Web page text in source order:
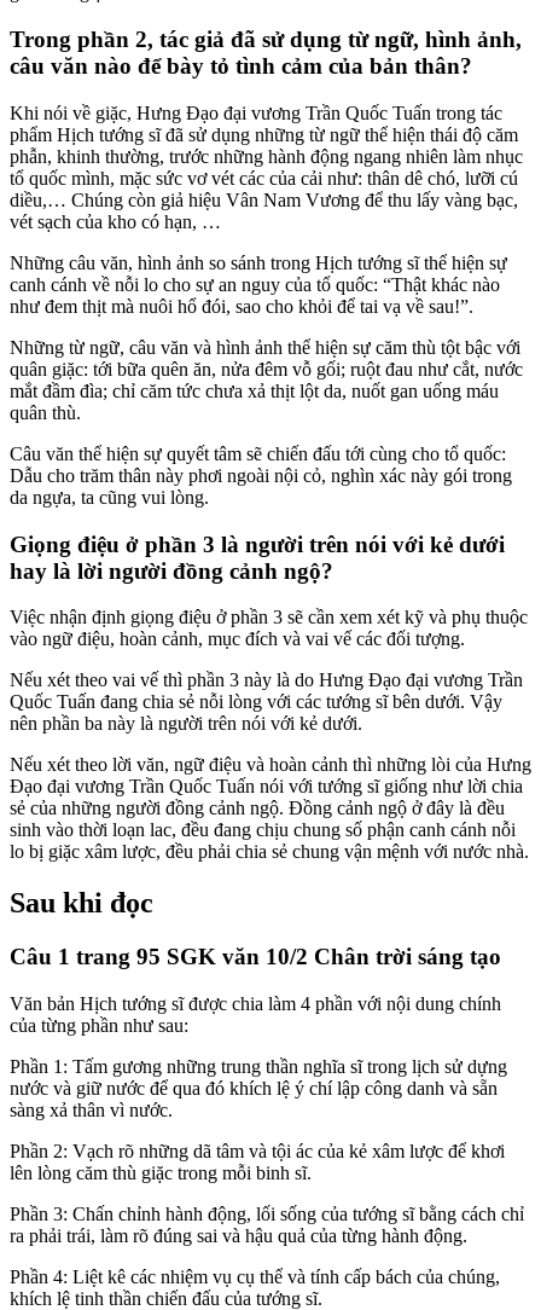
Trong phần 2, tác giả đã sử dụng từ ngữ, hình ảnh,
câu văn nào để bày tỏ tình cảm của bản thân?
Khi nói về giặc, Hưng Đạo đại vương Trần Quốc Tuấn trong tác
phẩm Hịch tướng sĩ đã sử dụng những từ ngữ thể hiện thái độ căm
phẫn, khinh thường, trước những hành động ngang nhiên làm nhục
tổ quốc mình, mặc sức vơ vét các của cải như: thân dê chó, lưỡi cú
diều,… Chúng còn giả hiệu Vân Nam Vương để thu lấy vàng bạc,
vét sạch của kho có hạn, …
Những câu văn, hình ảnh so sánh trong Hịch tướng sĩ thể hiện sự
canh cánh về nỗi lo cho sự an nguy của tổ quốc: “Thật khác nào
như đem thịt mà nuôi hổ đói, sao cho khỏi để tai vạ về sau!”.
Những từ ngữ, câu văn và hình ảnh thể hiện sự căm thù tột bậc với
quân giặc: tới bữa quên ăn, nửa đêm vỗ gối; ruột đau như cắt, nước
mắt đầm đìa; chỉ căm tức chưa xả thịt lột da, nuốt gan uống máu
quân thù.
Câu văn thể hiện sự quyết tâm sẽ chiến đấu tới cùng cho tổ quốc:
Dẫu cho trăm thân này phơi ngoài nội cỏ, nghìn xác này gói trong
da ngựa, ta cũng vui lòng.
Giọng điệu ở phần 3 là người trên nói với kẻ dưới
hay là lời người đồng cảnh ngộ?
Việc nhận định giọng điệu ở phần 3 sẽ cần xem xét kỹ và phụ thuộc
vào ngữ điệu, hoàn cảnh, mục đích và vai vế các đối tượng.
Nếu xét theo vai vế thì phần 3 này là do Hưng Đạo đại vương Trần
Quốc Tuấn đang chia sẻ nỗi lòng với các tướng sĩ bên dưới. Vậy
nên phần ba này là người trên nói với kẻ dưới.
Nếu xét theo lời văn, ngữ điệu và hoàn cảnh thì những lòi của Hưng
Đạo đại vương Trần Quốc Tuấn nói với tướng sĩ giống như lời chia
sẻ của những người đồng cảnh ngộ. Đồng cảnh ngộ ở đây là đều
sinh vào thời loạn lac, đều đang chịu chung số phận canh cánh nỗi
lo bị giặc xâm lược, đều phải chia sẻ chung vận mệnh với nước nhà.
Sau khi đọc
Câu 1 trang 95 SGK văn 10/2 Chân trời sáng tạo
Văn bản Hịch tướng sĩ được chia làm 4 phần với nội dung chính
của từng phần như sau:
Phần 1: Tấm gương những trung thần nghĩa sĩ trong lịch sử dựng
nước và giữ nước để qua đó khích lệ ý chí lập công danh và sẵn
sàng xả thân vì nước.
Phần 2: Vạch rõ những dã tâm và tội ác của kẻ xâm lược để khơi
lên lòng căm thù giặc trong mỗi binh sĩ.
Phần 3: Chấn chỉnh hành động, lối sống của tướng sĩ bằng cách chỉ
ra phải trái, làm rõ đúng sai và hậu quả của từng hành động.
Phần 4: Liệt kê các nhiệm vụ cụ thể và tính cấp bách của chúng,
khích lệ tinh thần chiến đấu của tướng sĩ.